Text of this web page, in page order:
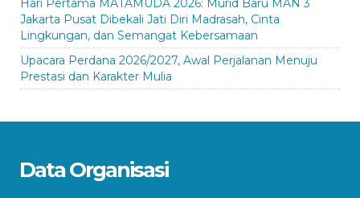
Hari Pertama MATAMUDA 2026: Murid Baru MAN 3
Jakarta Pusat Dibekali Jati Diri Madrasah, Cinta
Lingkungan, dan Semangat Kebersamaan
Upacara Perdana 2026/2027, Awal Perjalanan Menuju
Prestasi dan Karakter Mulia
Data Organisasi